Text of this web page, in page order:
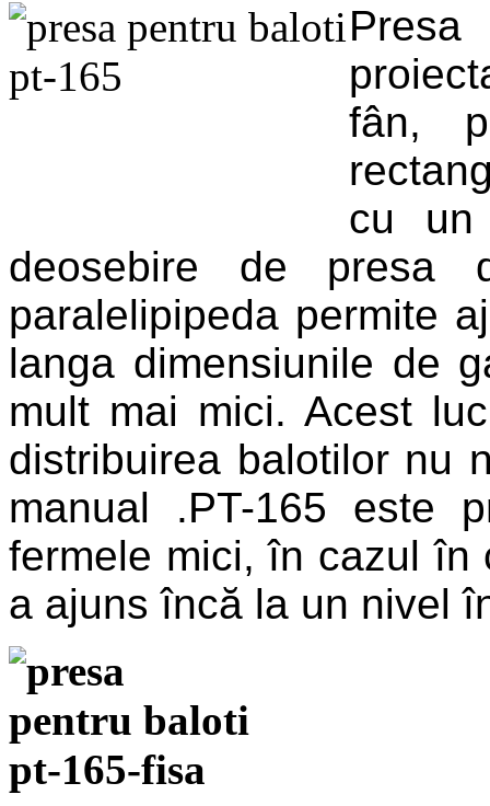
fân,
cu un
deosebire de presa
paralelipipeda permite
langa dimensiunile de
mult mai mici. Acest
distribuirea balotilor nu
manual .PT-165 este
fermele mici, în cazul în
a ajuns încă la un nivel